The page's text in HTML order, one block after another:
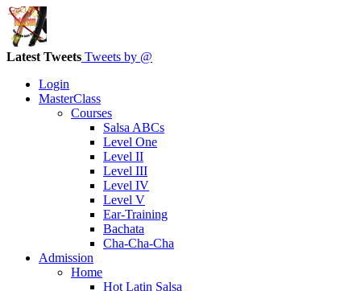
Latest Tweets Tweets by @
Login
MasterClass
Courses
Salsa ABCs
Level One
Level II
Level III
Level IV
Level V
Ear-Training
Bachata
Cha-Cha-Cha
Admission
Home
Hot Latin Salsa